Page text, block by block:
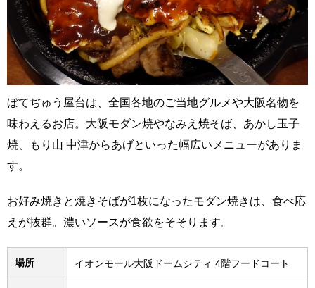
ぼてぢゅう屋台は、全国各地のご当地グルメや大阪名物を
味わえるお店。大阪モダン焼やなみえ焼そば、あかし玉子
焼、もり山 中津からあげといった幅広いメニューがありま
す。
お好み焼きと焼きそばが1枚になったモダン焼きは、食べ応
えが抜群。濃いソースが食欲をそそります。
場所 イオンモール大阪ドームシティ 4階フードコート